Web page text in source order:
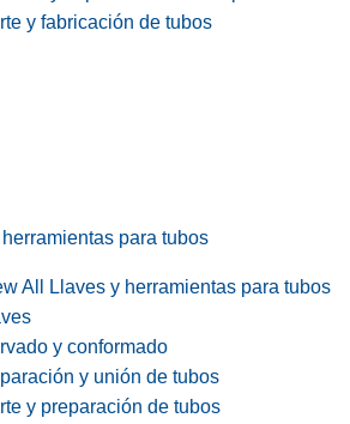
y fabricación de tubos
para tubos
All Llaves y herramientas para tubos
y conformado
y unión de tubos
y preparación de tubos